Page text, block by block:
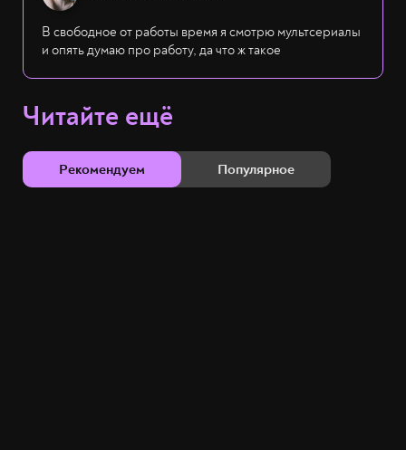
В свободное от работы время я смотрю мультсериалы
и опять думаю про работу, да что ж такое
Читайте ещё
Рекомендуем Популярное